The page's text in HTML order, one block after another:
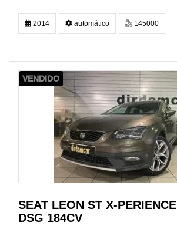
2014 automático 145000
VENDIDO
SEAT LEON ST X-PERIENCE
DSG 184CV